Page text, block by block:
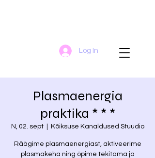
Log In
Plasmaenergia
praktika * * *
N, 02. sept
  |
Kõiksuse Kanaldused Stuudio
Räägime plasmaenergiast, aktiveerime
plasmakeha ning õpime tekitama ja